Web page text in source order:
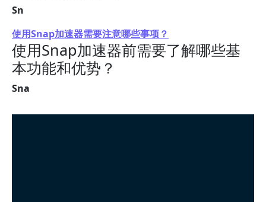
Sn
使用Snap加速器需要注意哪些事项？
使用Snap加速器前需要了解哪些基
本功能和优势？
Sna